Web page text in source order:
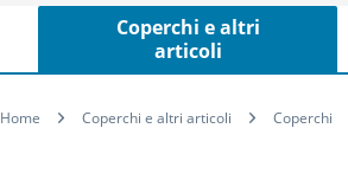
Coperchi e altri
articoli
Home Coperchi e altri articoli Coperchi